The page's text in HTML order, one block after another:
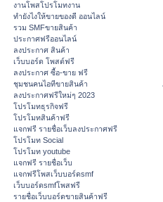
งานโพสโปรโมทงาน
ทํายังไงให้ขายของดี ออนไลน์
รวม SMFขายสินค้า
ประกาศฟรีออนไลน์
ลงประกาศ สินค้า
เว็บบอร์ด โพสต์ฟรี
ลงประกาศ ซื้อ-ขาย ฟรี
ชุมชนคนไอทีขายสินค้า
ลงประกาศฟรีใหม่ๆ 2023
โปรโมทธุรกิจฟรี
โปรโมทสินค้าฟรี
แจกฟรี รายชื่อเว็บลงประกาศฟรี
โปรโมท Social
โปรโมท youtube
แจกฟรี รายชื่อเว็บ
แจกฟรีโพสเว็บบอร์ดsmf
เว็บบอร์ดsmfโพสฟรี
รายชื่อเว็บบอร์ดขายสินค้าฟรี